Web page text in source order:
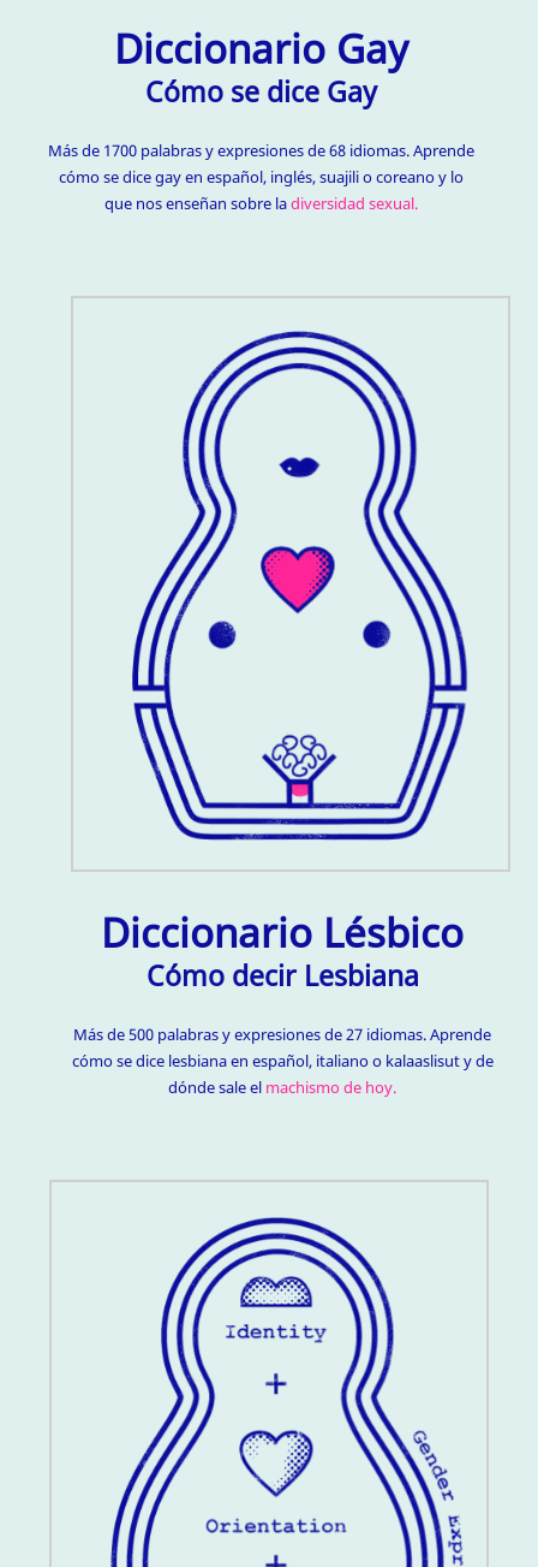
Diccionario Gay
Cómo se dice Gay
Más de 1700 palabras y expresiones de 68 idiomas. Aprende
cómo se dice gay en español, inglés, suajili o coreano y lo
que nos enseñan sobre ladiversidad sexual.
Diccionario Lésbico
Cómo decir Lesbiana
Más de 500 palabras y expresiones de 27 idiomas. Aprende
cómo se dice lesbiana en español, italiano o kalaaslisut y de
dónde sale el machismo de hoy.